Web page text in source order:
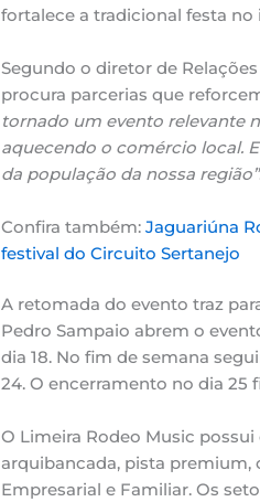
fortalece a tradicional festa
Segundo o diretor de
procura parcerias que
tornado um evento relevante
aquecendo o comércio local.
da população da nossa região”
Confira também: Jaguariúna
festival do Circuito Sertanejo
A retomada do evento traz
Pedro Sampaio abrem o
dia 18. No fim de semana
24. O encerramento no dia 25
O Limeira Rodeo Music
arquibancada, pista premium,
Empresarial e Familiar. Os